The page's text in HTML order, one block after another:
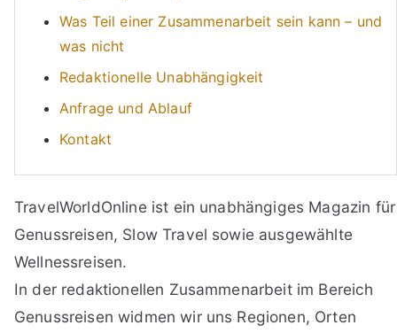
Was Teil einer Zusammenarbeit sein kann – und
was nicht
Redaktionelle Unabhängigkeit
Anfrage und Ablauf
Kontakt
TravelWorldOnline ist ein unabhängiges Magazin für
Genussreisen, Slow Travel sowie ausgewählte
Wellnessreisen.
In der redaktionellen Zusammenarbeit im Bereich
Genussreisen widmen wir uns Regionen, Orten